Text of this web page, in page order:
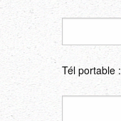
Tél portable :